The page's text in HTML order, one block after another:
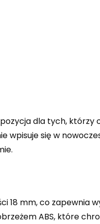
dla tych, którzy
wpisuje się w
18 mm, co zapewnia
ABS, które